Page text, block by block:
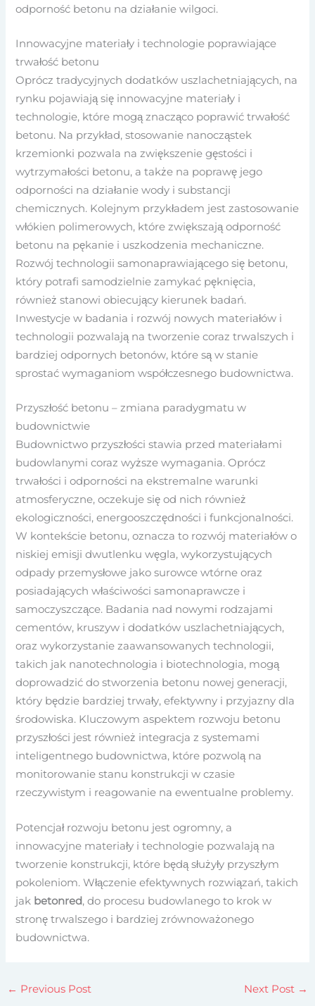
odporność betonu na działanie wilgoci.
Innowacyjne materiały i technologie poprawiające
trwałość betonu
Oprócz tradycyjnych dodatków uszlachetniających, na
rynku pojawiają się innowacyjne materiały i
technologie, które mogą znacząco poprawić trwałość
betonu. Na przykład, stosowanie nanocząstek
krzemionki pozwala na zwiększenie gęstości i
wytrzymałości betonu, a także na poprawę jego
odporności na działanie wody i substancji
chemicznych. Kolejnym przykładem jest zastosowanie
włókien polimerowych, które zwiększają odporność
betonu na pękanie i uszkodzenia mechaniczne.
Rozwój technologii samonaprawiającego się betonu,
który potrafi samodzielnie zamykać pęknięcia,
również stanowi obiecujący kierunek badań.
Inwestycje w badania i rozwój nowych materiałów i
technologii pozwalają na tworzenie coraz trwalszych i
bardziej odpornych betonów, które są w stanie
sprostać wymaganiom współczesnego budownictwa.
Przyszłość betonu – zmiana paradygmatu w
budownictwie
Budownictwo przyszłości stawia przed materiałami
budowlanymi coraz wyższe wymagania. Oprócz
trwałości i odporności na ekstremalne warunki
atmosferyczne, oczekuje się od nich również
ekologiczności, energooszczędności i funkcjonalności.
W kontekście betonu, oznacza to rozwój materiałów o
niskiej emisji dwutlenku węgla, wykorzystujących
odpady przemysłowe jako surowce wtórne oraz
posiadających właściwości samonaprawcze i
samoczyszczące. Badania nad nowymi rodzajami
cementów, kruszyw i dodatków uszlachetniających,
oraz wykorzystanie zaawansowanych technologii,
takich jak nanotechnologia i biotechnologia, mogą
doprowadzić do stworzenia betonu nowej generacji,
który będzie bardziej trwały, efektywny i przyjazny dla
środowiska. Kluczowym aspektem rozwoju betonu
przyszłości jest również integracja z systemami
inteligentnego budownictwa, które pozwolą na
monitorowanie stanu konstrukcji w czasie
rzeczywistym i reagowanie na ewentualne problemy.
Potencjał rozwoju betonu jest ogromny, a
innowacyjne materiały i technologie pozwalają na
tworzenie konstrukcji, które będą służyły przyszłym
pokoleniom. Włączenie efektywnych rozwiązań, takich
jak betonred, do procesu budowlanego to krok w
stronę trwalszego i bardziej zrównoważonego
budownictwa.
← Previous Post Next Post →